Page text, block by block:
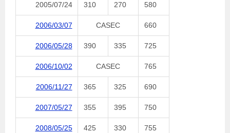
2005/07/24 310 270 580
2006/03/07 CASEC 660
2006/05/28 390 335 725
2006/10/02 CASEC 765
2006/11/27 365 325 690
2007/05/27 355 395 750
2008/05/25 425 330 755